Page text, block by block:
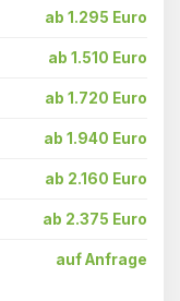
ab 1.295 Euro
ab 1.510 Euro
ab 1.720 Euro
ab 1.940 Euro
ab 2.160 Euro
ab 2.375 Euro
auf Anfrage